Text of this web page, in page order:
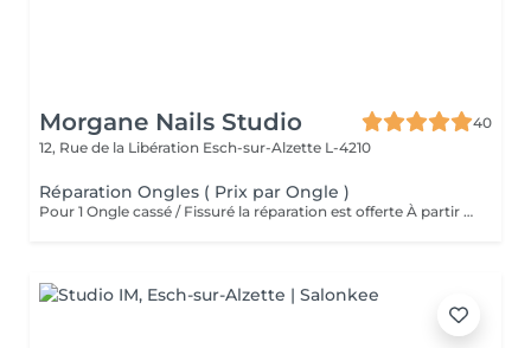
Morgane Nails Studio
40
12, Rue de la Libération Esch-sur-Alzette L-4210
Réparation Ongles ( Prix par Ongle )
Pour 1 Ongle cassé / Fissuré la réparation est offerte À partir de 2 ongles la réparation sera facturée 3 euros par ongle